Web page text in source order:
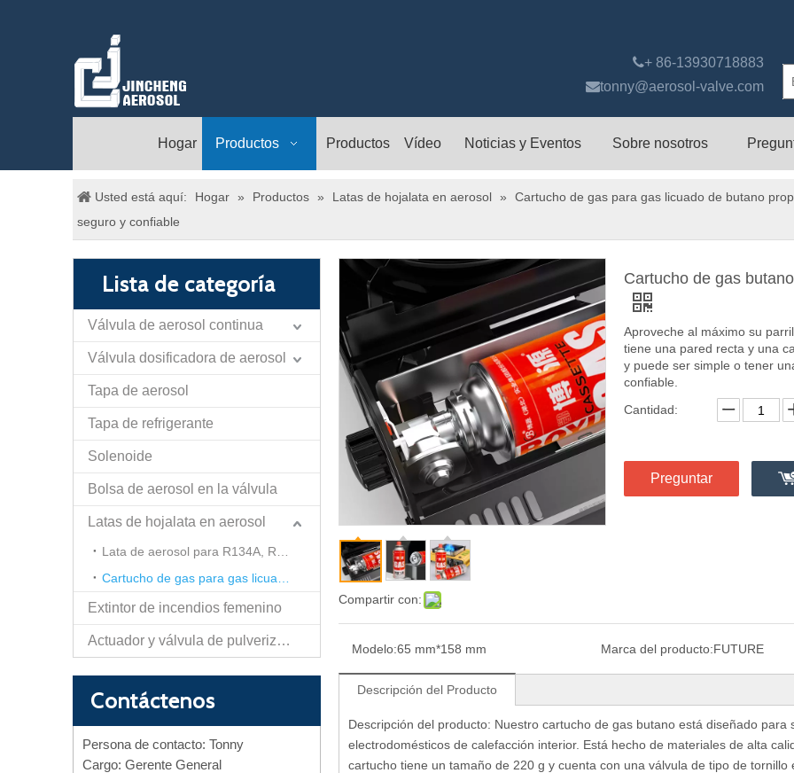
+ 86-13930718883
tonny@aerosol-valve.com
Hogar Productos Productos Vídeo Noticias y Eventos Sobre nosotros
Usted está aquí: Hogar » Productos » Latas de hojalata en aerosol »
Cartucho de gas para gas licuado de butano
seguro y confiable
Lista de categoría
Válvula de aerosol continua
Válvula dosificadora de aerosol
Tapa de aerosol
Tapa de refrigerante
Solenoide
Bolsa de aerosol en la válvula
Latas de hojalata en aerosol
Extintor de incendios femenino
Actuador y válvula de pulverización de papel de autodefensa
Contáctenos
Persona de contacto: Tonny
Cargo: Gerente General
Compartir con:
Cartucho de gas
Aproveche al máximo su
tiene una pared recta y una
y puede ser simple o tener
confiable.
Cantidad:
Preguntar
Modelo:65 mm*158 mm Marca del producto:FUTURE
Descripción del Producto
Descripción del producto: Nuestro cartucho de gas butano está diseñado
electrodomésticos de calefacción interior. Está hecho de materiales de alta
cartucho tiene un tamaño de 220 g y cuenta con una válvula de tipo de